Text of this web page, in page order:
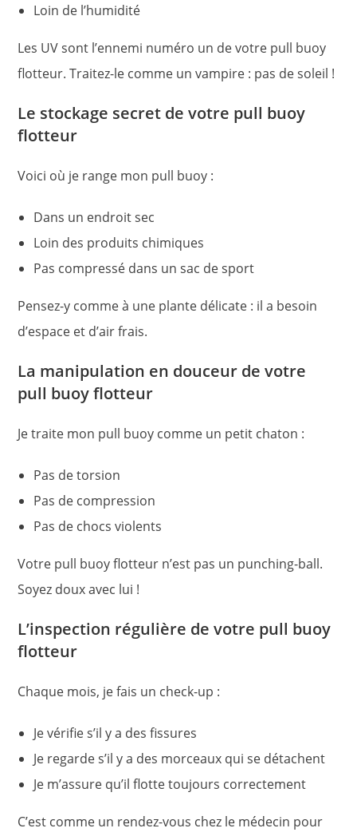
Loin de l’humidité
Les UV sont l’ennemi numéro un de votre pull buoy
flotteur. Traitez-le comme un vampire : pas de soleil !
Le stockage secret de votre pull buoy
flotteur
Voici où je range mon pull buoy :
Dans un endroit sec
Loin des produits chimiques
Pas compressé dans un sac de sport
Pensez-y comme à une plante délicate : il a besoin
d’espace et d’air frais.
La manipulation en douceur de votre
pull buoy flotteur
Je traite mon pull buoy comme un petit chaton :
Pas de torsion
Pas de compression
Pas de chocs violents
Votre pull buoy flotteur n’est pas un punching-ball.
Soyez doux avec lui !
L’inspection régulière de votre pull buoy
flotteur
Chaque mois, je fais un check-up :
Je vérifie s’il y a des fissures
Je regarde s’il y a des morceaux qui se détachent
Je m’assure qu’il flotte toujours correctement
C’est comme un rendez-vous chez le médecin pour